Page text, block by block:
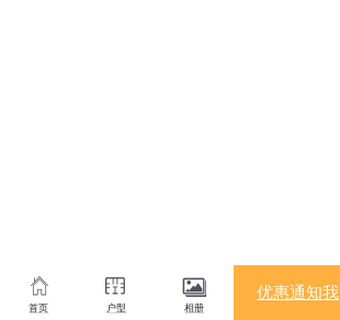
首页 户型 相册
优惠通知我